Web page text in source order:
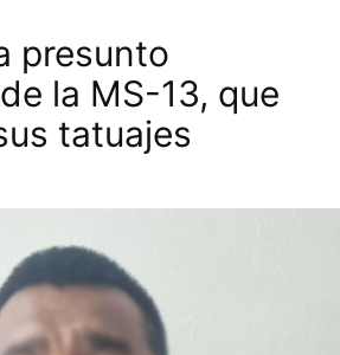
presunto
la MS-13, que
tatuajes